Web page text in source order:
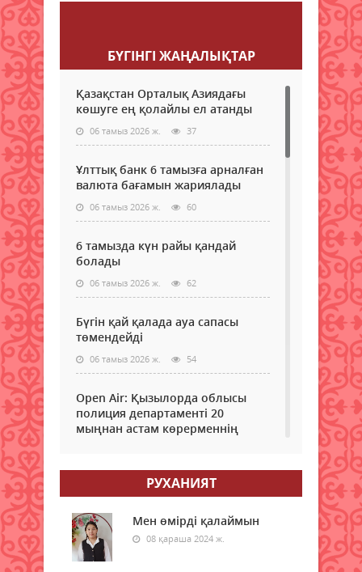
БҮГІНГI ЖАҢАЛЫҚТАР
Қазақстан Орталық Азиядағы
көшуге ең қолайлы ел атанды
06 тамыз 2026 ж. 37
Ұлттық банк 6 тамызға арналған
валюта бағамын жариялады
06 тамыз 2026 ж. 60
6 тамызда күн райы қандай
болады
06 тамыз 2026 ж. 62
Бүгін қай қалада ауа сапасы
төмендейді
06 тамыз 2026 ж. 54
Open Air: Қызылорда облысы
полиция департаменті 20
мыңнан астам көрерменнің
валюта бағамын жариялады
06 тамыз 2026 ж. 65
РУХАНИЯТ
Мен өмірді қалаймын
08 қараша 2024 ж.